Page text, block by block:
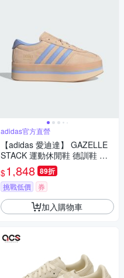
adidas官方直營
【adidas 愛迪達】 GAZELLE
STACK 運動休閒鞋 德訓鞋 滑
板 復古 女鞋 - Originals JS392
7
$1,848 89折
挑戰低價 券
加入購物車